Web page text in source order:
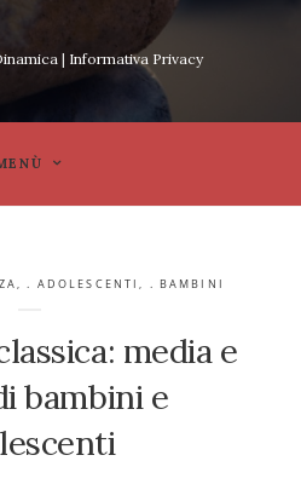
| Informativa Privacy
,. ADOLESCENTI, . BAMBINI
media e
bambini e